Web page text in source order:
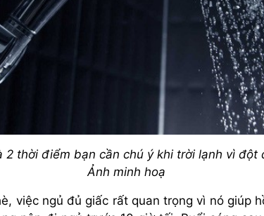
2 thời điểm bạn cần chú ý khi trời lạnh vì đột
Ảnh minh hoạ
việc ngủ đủ giấc rất quan trọng vì nó giúp